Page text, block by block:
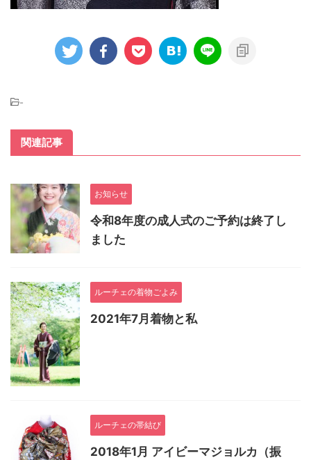
-
関連記事
お知らせ
令和8年度の成人式のご予約は終了し
ました
ルーチェの着物ごよみ
2021年7月着物と私
ルーチェの帯結び
2018年1月 アイビーマジョルカ（振